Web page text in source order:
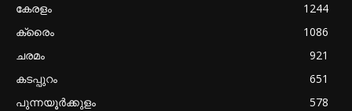
കേരളം
1244
ക്രൈം
1086
ചരമം
921
കടപ്പുറം
651
പുന്നയൂർക്കുളം
578